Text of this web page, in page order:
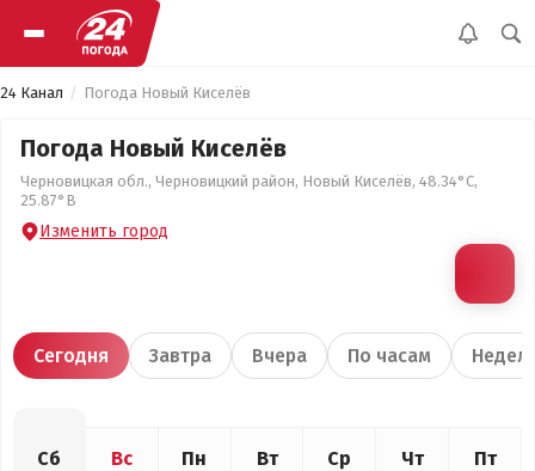
24 Канал Погода Новый Киселёв
Погода Новый Киселёв
Черновицкая обл., Черновицкий район, Новый Киселёв, 48.34°С,
25.87°В
Изменить город
Сегодня Завтра Вчера По часам
Сб Вс Пн Вт Ср Чт Пт